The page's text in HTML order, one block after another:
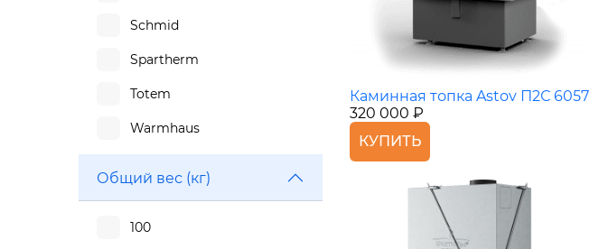
Schmid
Spartherm
Totem
Warmhaus
Общий вес (кг)
100
Каминная топка Astov П2С 6057
320 000 ₽
КУПИТЬ